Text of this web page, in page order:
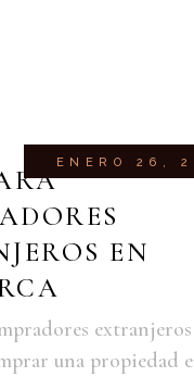
ENERO 26,
EN
una propiedad